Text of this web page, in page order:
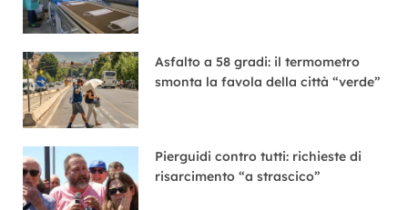
Asfalto a 58 gradi: il termometro
smonta la favola della città “verde”
Pierguidi contro tutti: richieste di
risarcimento “a strascico”